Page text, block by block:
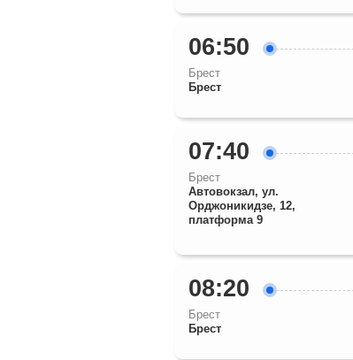
06:50
Брест
Брест
07:40
Брест
Автовокзал, ул.
Орджоникидзе, 12,
платформа 9
08:20
Брест
Брест